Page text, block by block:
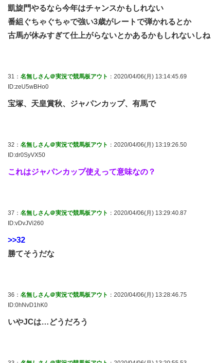
凱旋門やるなら今年はチャンスかもしれない
番組ぐちゃぐちゃで強い3歳がレートで弾かれるとか
古馬が休みすぎて仕上がらないとかあるかもしれないしね
31： 名無しさん＠実況で競馬板アウト ：2020/04/06(月) 13:14:45.69
ID:zeU5wBHo0
宝塚、天皇賞秋、ジャパンカップ、有馬で
32： 名無しさん＠実況で競馬板アウト ：2020/04/06(月) 13:19:26.50
ID:dr0SyVX50
これはジャパンカップ使えって意味なの？
37： 名無しさん＠実況で競馬板アウト ：2020/04/06(月) 13:29:40.87
ID:vDvJVi260
>>32
勝てそうだな
36： 名無しさん＠実況で競馬板アウト ：2020/04/06(月) 13:28:46.75
ID:0hNvD1hK0
いやJCは…どうだろう